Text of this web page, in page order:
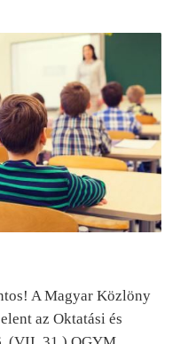
A Magyar Közlöny
az Oktatási és